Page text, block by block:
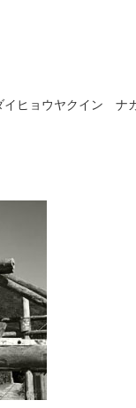
ヒョウヤクイン ナ